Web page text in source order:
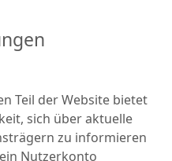
Teil der Website bietet
sich über aktuelle
zu informieren
Nutzerkonto